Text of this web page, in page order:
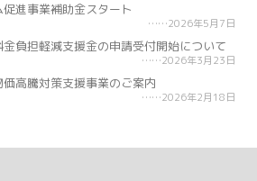
進事業補助金スタート
2026年5月7日
負担軽減支援金の申請受付開始について
2026年3月23日
価高騰対策支援事業のご案内
2026年2月18日